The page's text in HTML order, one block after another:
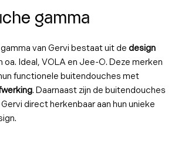
gamma
van Gervi bestaat uit de design
oa. Ideal, VOLA en Jee-O. Deze merken
functionele buitendouches met
. Daarnaast zijn de buitendouches
direct herkenbaar aan hun unieke